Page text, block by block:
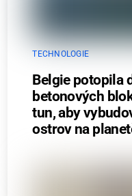
TECHNOLOGIE
Belgie potopila
betonových
tun, aby
ostrov na